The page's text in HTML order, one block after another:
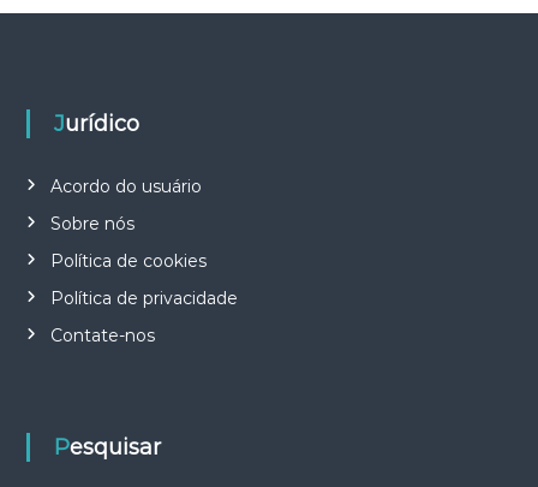
Jurídico
Acordo do usuário
Sobre nós
Política de cookies
Política de privacidade
Contate-nos
Pesquisar